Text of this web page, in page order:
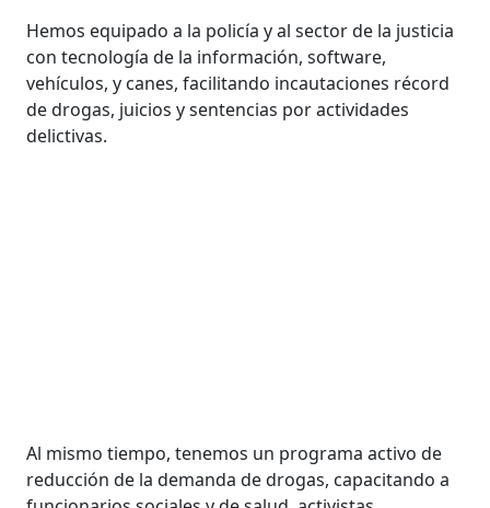
Hemos equipado a la policía y al sector de la justicia
con tecnología de la información, software,
vehículos, y canes, facilitando incautaciones récord
de drogas, juicios y sentencias por actividades
delictivas.
Al mismo tiempo, tenemos un programa activo de
reducción de la demanda de drogas, capacitando a